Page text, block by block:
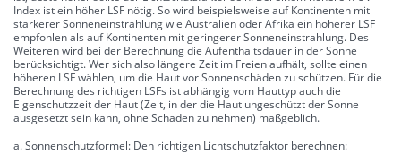
Index ist ein höher LSF nötig. So wird beispielsweise auf Kontinenten mit
stärkerer Sonneneinstrahlung wie Australien oder Afrika ein höherer LSF
empfohlen als auf Kontinenten mit geringerer Sonneneinstrahlung. Des
Weiteren wird bei der Berechnung die Aufenthaltsdauer in der Sonne
berücksichtigt. Wer sich also längere Zeit im Freien aufhält, sollte einen
höheren LSF wählen, um die Haut vor Sonnenschäden zu schützen. Für die
Berechnung des richtigen LSFs ist abhängig vom Hauttyp auch die
Eigenschutzzeit der Haut (Zeit, in der die Haut ungeschützt der Sonne
ausgesetzt sein kann, ohne Schaden zu nehmen) maßgeblich.
a. Sonnenschutzformel: Den richtigen Lichtschutzfaktor berechnen: